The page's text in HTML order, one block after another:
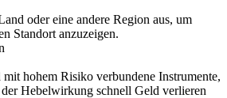
oder eine andere Region aus, um
Standort anzuzeigen.
hohem Risiko verbundene Instrumente,
Hebelwirkung schnell Geld verlieren